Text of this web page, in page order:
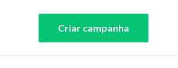
Criar campanha